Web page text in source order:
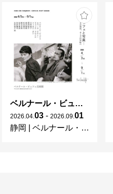
ベルナール・ビュフェと写真 ーカメラがとらえたビュフェとその時代、そして21 世紀へ
2026 04 03 - 2026 09 01
静岡
ベルナール・ビュフェ美術館